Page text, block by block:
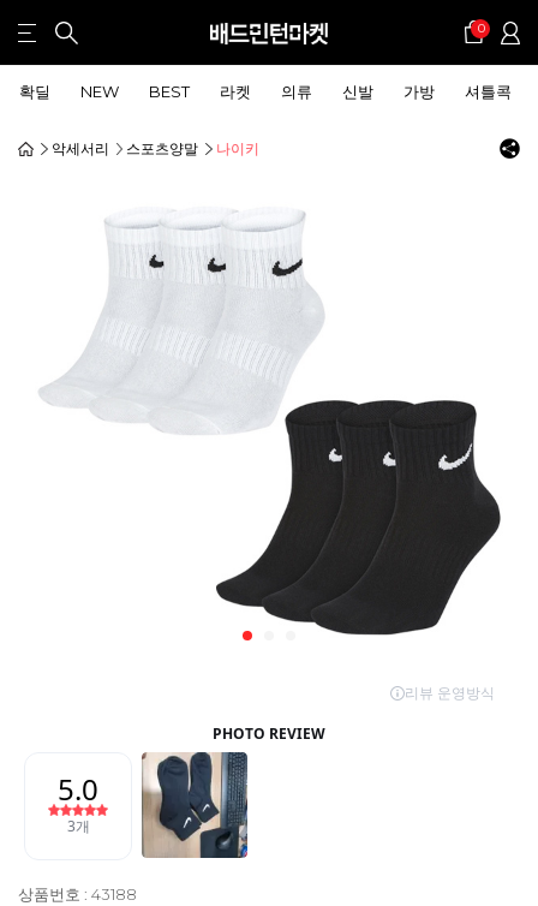
0
확딜 NEW BEST 라켓 의류 신발 가방 셔틀콕
악세서리 스포츠양말 나이키
상품번호 : 43188